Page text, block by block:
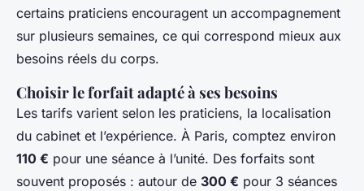
certains praticiens encouragent un accompagnement
sur plusieurs semaines, ce qui correspond mieux aux
besoins réels du corps.
Choisir le forfait adapté à ses besoins
Les tarifs varient selon les praticiens, la localisation
du cabinet et l’expérience. À Paris, comptez environ
110 € pour une séance à l’unité. Des forfaits sont
souvent proposés : autour de 300 € pour 3 séances